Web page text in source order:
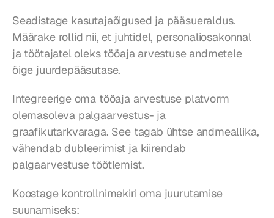
Seadistage kasutajaõigused ja pääsueraldus.
Määrake rollid nii, et juhtidel, personaliosakonnal
ja töötajatel oleks tööaja arvestuse andmetele
õige juurdepääsutase.
Integreerige oma tööaja arvestuse platvorm
olemasoleva palgaarvestus- ja
graafikutarkvaraga. See tagab ühtse andmeallika,
vähendab dubleerimist ja kiirendab
palgaarvestuse töötlemist.
Koostage kontrollnimekiri oma juurutamise
suunamiseks: